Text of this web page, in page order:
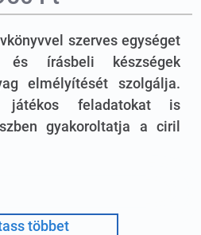
szerves egységet
írásbeli készségek
elmélyítését szolgálja.
játékos feladatokat is
gyakoroltatja a ciril
többet